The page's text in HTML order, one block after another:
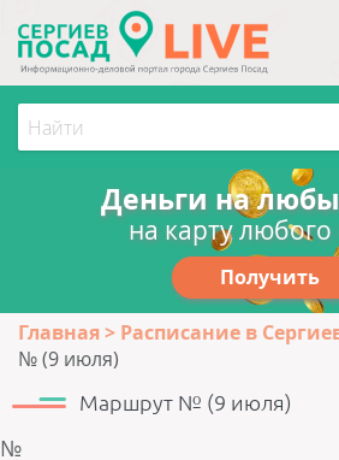
Деньги на
на карту любого
Получить
Главная
Расписание в
№ (9 июля)
Маршрут № (9 июля)
№